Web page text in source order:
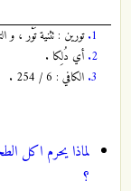
1. تورين : تثنية تَوْر ،
2. أي دُلِكا .
3. الكافي : 6 / 254 .
لماذا يحرم اكل
؟